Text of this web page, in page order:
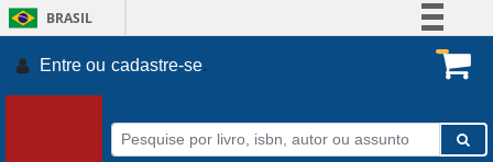
BRASIL
Participe
Acesso à informação
Entre ou cadastre-se.